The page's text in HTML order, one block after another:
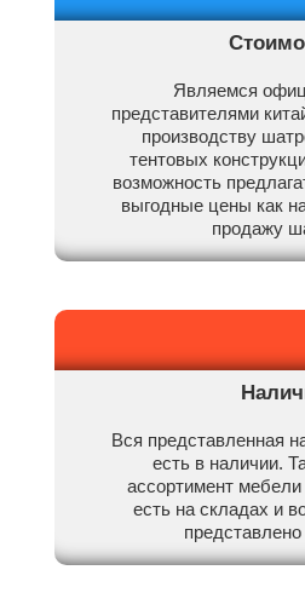
Являемся
представителями
производству
тентовых
возможность
выгодные цены как
продажу
Вся представленная
есть в наличии.
ассортимент
есть на складах и
представлено